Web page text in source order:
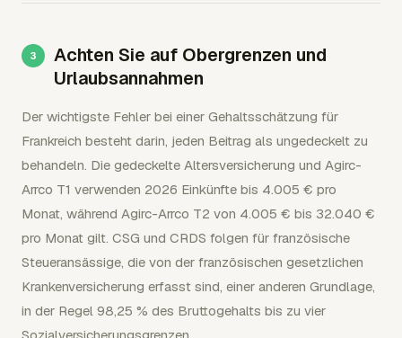
Achten Sie auf Obergrenzen und
Urlaubsannahmen
Der wichtigste Fehler bei einer Gehaltsschätzung für
Frankreich besteht darin, jeden Beitrag als ungedeckelt zu
behandeln. Die gedeckelte Altersversicherung und Agirc-
Arrco T1 verwenden 2026 Einkünfte bis 4.005 € pro
Monat, während Agirc-Arrco T2 von 4.005 € bis 32.040 €
pro Monat gilt. CSG und CRDS folgen für französische
Steueransässige, die von der französischen gesetzlichen
Krankenversicherung erfasst sind, einer anderen Grundlage,
in der Regel 98,25 % des Bruttogehalts bis zu vier